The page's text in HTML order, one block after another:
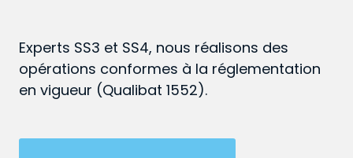
Experts SS3 et SS4, nous réalisons des
opérations conformes à la réglementation
en vigueur (Qualibat 1552).